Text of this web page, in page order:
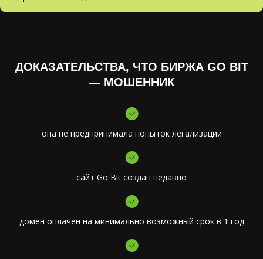
ДОКАЗАТЕЛЬСТВА, ЧТО БИРЖА GO BIT
— МОШЕННИК
она не предпринимала попыток легализации
сайт Go Bit создан недавно
домен оплачен на минимально возможный срок в 1 год